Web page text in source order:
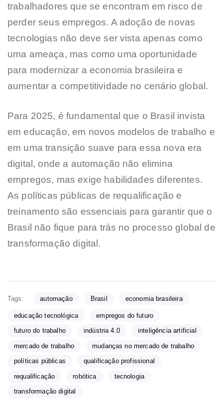
trabalhadores que se encontram em risco de
perder seus empregos. A adoção de novas
tecnologias não deve ser vista apenas como
uma ameaça, mas como uma oportunidade
para modernizar a economia brasileira e
aumentar a competitividade no cenário global.
Para 2025, é fundamental que o Brasil invista
em educação, em novos modelos de trabalho e
em uma transição suave para essa nova era
digital, onde a automação não elimina
empregos, mas exige habilidades diferentes.
As políticas públicas de requalificação e
treinamento são essenciais para garantir que o
Brasil não fique para trás no processo global de
transformação digital.
Tags: automação Brasil economia brasileira
educação tecnológica empregos do futuro
futuro do trabalho indústria 4.0 inteligência artificial
mercado de trabalho mudanças no mercado de trabalho
políticas públicas qualificação profissional
requalificação robótica tecnologia
transformação digital